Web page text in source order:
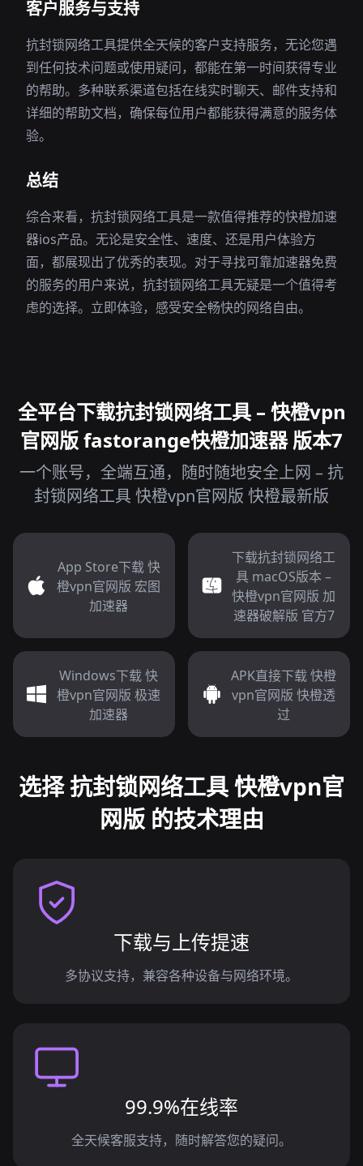
客户服务与支持
抗封锁网络工具提供全天候的客户支持服务，无论您遇
到任何技术问题或使用疑问，都能在第一时间获得专业
的帮助。多种联系渠道包括在线实时聊天、邮件支持和
详细的帮助文档，确保每位用户都能获得满意的服务体
验。
总结
综合来看，抗封锁网络工具是一款值得推荐的快橙加速
器ios产品。无论是安全性、速度、还是用户体验方
面，都展现出了优秀的表现。对于寻找可靠加速器免费
的服务的用户来说，抗封锁网络工具无疑是一个值得考
虑的选择。立即体验，感受安全畅快的网络自由。
全平台下载抗封锁网络工具 – 快橙vpn
官网版 fastorange快橙加速器 版本7
一个账号，全端互通，随时随地安全上网 – 抗
封锁网络工具 快橙vpn官网版 快橙最新版
App Store下载 快
橙vpn官网版 宏图
加速器
下载抗封锁网络工
具 macOS版本 –
快橙vpn官网版 加
速器破解版 官方7
Windows下载 快
橙vpn官网版 极速
加速器
APK直接下载 快橙
vpn官网版 快橙透
过
选择 抗封锁网络工具 快橙vpn官
网版 的技术理由
下载与上传提速
多协议支持，兼容各种设备与网络环境。
99.9%在线率
全天候客服支持，随时解答您的疑问。